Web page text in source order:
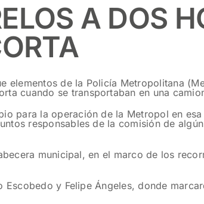
A DOS
elementos de la Policía Metropolitana
cuando se transportaban en una
para la operación de la Metropol en
responsables de la comisión de
municipal, en el marco de los
y Felipe Ángeles, donde